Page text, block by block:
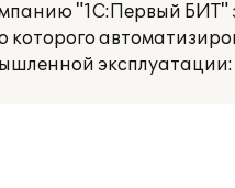
"1С:Первый БИТ"
которого
эксплуатации: